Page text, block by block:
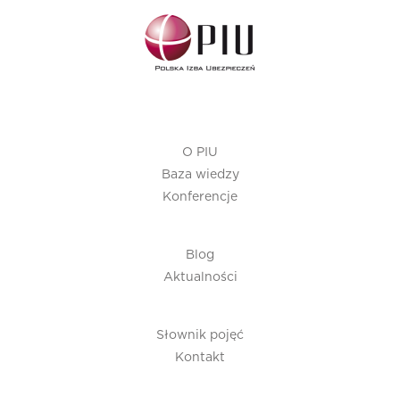
O PIU
Baza wiedzy
Konferencje
Blog
Aktualności
Słownik pojęć
Kontakt